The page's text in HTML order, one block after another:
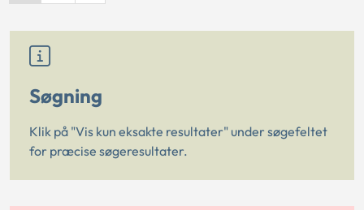
Søgning
Klik på "Vis kun eksakte resultater" under søgefeltet
for præcise søgeresultater.